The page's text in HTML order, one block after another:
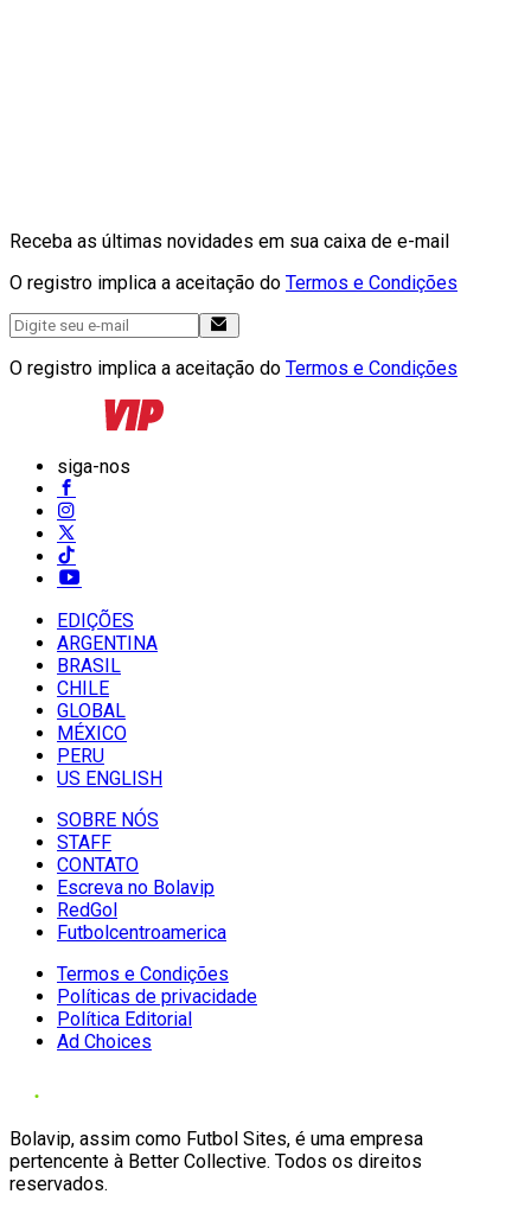
Receba as últimas novidades em sua caixa de e-mail
O registro implica a aceitação do Termos e Condições
O registro implica a aceitação do Termos e Condições
siga-nos
EDIÇÕES
ARGENTINA
BRASIL
CHILE
GLOBAL
MÉXICO
PERU
US ENGLISH
SOBRE NÓS
STAFF
CONTATO
Escreva no Bolavip
RedGol
Futbolcentroamerica
Termos e Condições
Políticas de privacidade
Política Editorial
Ad Choices
Bolavip, assim como Futbol Sites, é uma empresa
pertencente à Better Collective. Todos os direitos
reservados.